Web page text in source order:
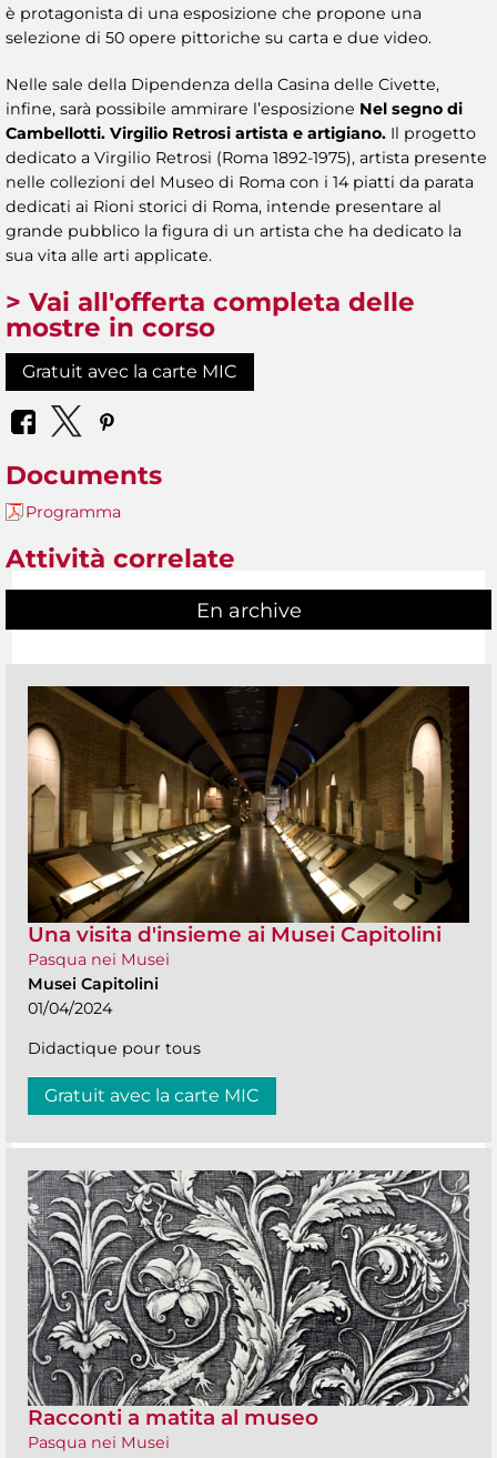
è protagonista di una esposizione che propone una
selezione di 50 opere pittoriche su carta e due video.
Nelle sale della Dipendenza della Casina delle Civette,
infine, sarà possibile ammirare l’esposizione Nel segno di
Cambellotti. Virgilio Retrosi artista e artigiano. Il progetto
dedicato a Virgilio Retrosi (Roma 1892-1975), artista presente
nelle collezioni del Museo di Roma con i 14 piatti da parata
dedicati ai Rioni storici di Roma, intende presentare al
grande pubblico la figura di un artista che ha dedicato la
sua vita alle arti applicate.
> Vai all'offerta completa delle
mostre in corso
Gratuit avec la carte MIC
Documents
Programma
Attività correlate
En archive
Una visita d'insieme ai Musei Capitolini
Pasqua nei Musei
Musei Capitolini
01/04/2024
Didactique pour tous
Gratuit avec la carte MIC
Racconti a matita al museo
Pasqua nei Musei